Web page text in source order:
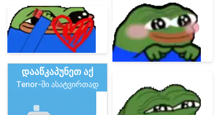
დააწკაპუნეთ აქ
Tenor-ში ასატვირთად